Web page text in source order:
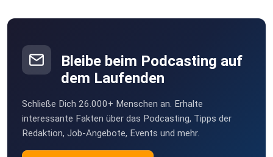
Bleibe beim Podcasting auf
dem Laufenden
Schließe Dich 26.000+ Menschen an. Erhalte
interessante Fakten über das Podcasting, Tipps der
Redaktion, Job-Angebote, Events und mehr.